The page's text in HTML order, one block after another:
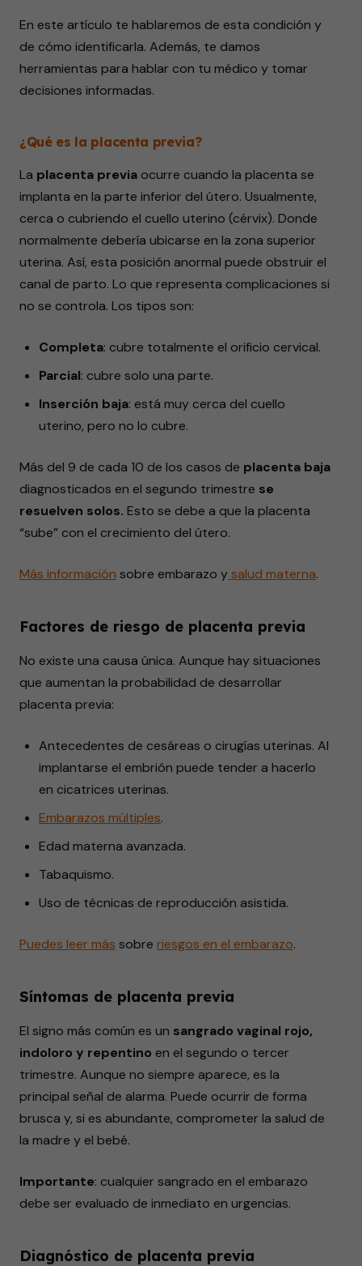
En este artículo te hablaremos de esta condición y
de cómo identificarla. Además, te damos
herramientas para hablar con tu médico y tomar
decisiones informadas.
¿Qué es la placenta previa?
La placenta previa ocurre cuando la placenta se
implanta en la parte inferior del útero. Usualmente,
cerca o cubriendo el cuello uterino (cérvix). Donde
normalmente debería ubicarse en la zona superior
uterina. Así, esta posición anormal puede obstruir el
canal de parto. Lo que representa complicaciones si
no se controla. Los tipos son:
Completa: cubre totalmente el orificio cervical.
Parcial: cubre solo una parte.
Inserción baja: está muy cerca del cuello
uterino, pero no lo cubre.
Más del 9 de cada 10 de los casos de placenta baja
diagnosticados en el segundo trimestre se
resuelven solos. Esto se debe a que la placenta
“sube” con el crecimiento del útero.
Más información sobre embarazo ysalud materna.
Factores de riesgo de placenta previa
No existe una causa única. Aunque hay situaciones
que aumentan la probabilidad de desarrollar
placenta previa:
Antecedentes de cesáreas o cirugías uterinas. Al
implantarse el embrión puede tender a hacerlo
en cicatrices uterinas.
Embarazos múltiples.
Edad materna avanzada.
Tabaquismo.
Uso de técnicas de reproducción asistida.
Puedes leer más sobre riesgos en el embarazo.
Síntomas de placenta previa
El signo más común es un sangrado vaginal rojo,
indoloro y repentino en el segundo o tercer
trimestre. Aunque no siempre aparece, es la
principal señal de alarma. Puede ocurrir de forma
brusca y, si es abundante, comprometer la salud de
la madre y el bebé.
Importante: cualquier sangrado en el embarazo
debe ser evaluado de inmediato en urgencias.
Diagnóstico de placenta previa